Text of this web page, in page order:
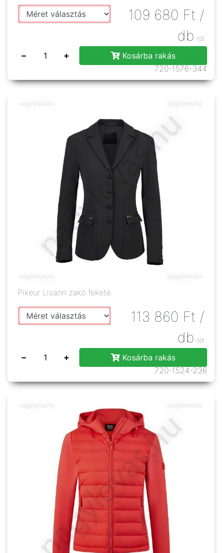
109 680 Ft /
db -tól
− +
Kosárba rakás
720-1576-344
Pikeur Lisann zakó fekete
113 860 Ft /
db -tól
− +
Kosárba rakás
720-1524-236